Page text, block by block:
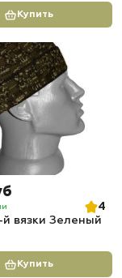
Купить
4
вязки Зеленый
Купить